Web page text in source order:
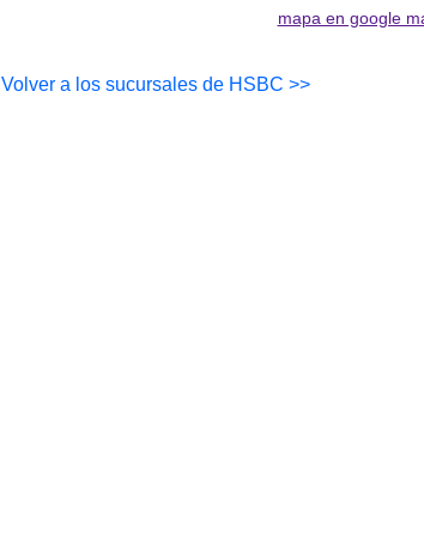
mapa en google
Volver a los sucursales de HSBC >>